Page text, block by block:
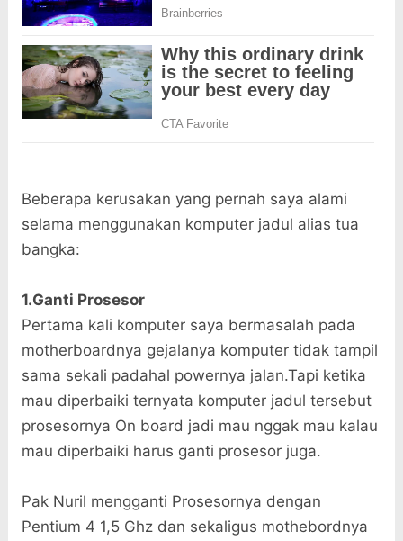
Beberapa kerusakan yang pernah saya alami
selama menggunakan komputer jadul alias tua
bangka:
1.Ganti Prosesor
Pertama kali komputer saya bermasalah pada
motherboardnya gejalanya komputer tidak tampil
sama sekali padahal powernya jalan.Tapi ketika
mau diperbaiki ternyata komputer jadul tersebut
prosesornya On board jadi mau nggak mau kalau
mau diperbaiki harus ganti prosesor juga.
Pak Nuril mengganti Prosesornya dengan
Pentium 4 1,5 Ghz dan sekaligus mothebordnya